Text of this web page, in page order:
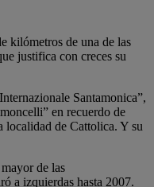
kilómetros de una de las
justifica con creces su
Santamonica”,
en recuerdo de
de Cattolica. Y su
de las
a izquierdas hasta 2007.